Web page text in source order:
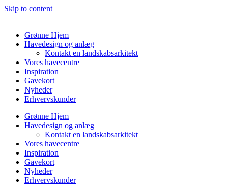
Skip to content
Grønne Hjem
Havedesign og anlæg
Kontakt en landskabsarkitekt
Vores havecentre
Inspiration
Gavekort
Nyheder
Erhvervskunder
Grønne Hjem
Havedesign og anlæg
Kontakt en landskabsarkitekt
Vores havecentre
Inspiration
Gavekort
Nyheder
Erhvervskunder